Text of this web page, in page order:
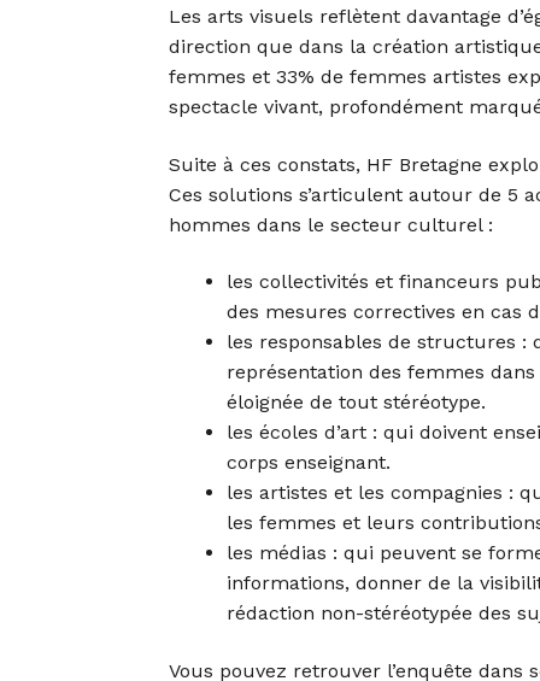
Les arts visuels reflètent davantage
direction que dans la création
femmes et 33% de femmes artistes
spectacle vivant, profondément
Suite à ces constats, HF Bretagne
Ces solutions s’articulent autour de 5
hommes dans le secteur culturel :
les collectivités et financeurs
des mesures correctives en cas
les responsables de structures :
représentation des femmes
éloignée de tout stéréotype.
les écoles d’art : qui doivent
corps enseignant.
les artistes et les compagnies :
les femmes et leurs
les médias : qui peuvent se
informations, donner de la
rédaction non-stéréotypée des
Vous pouvez retrouver l’enquête